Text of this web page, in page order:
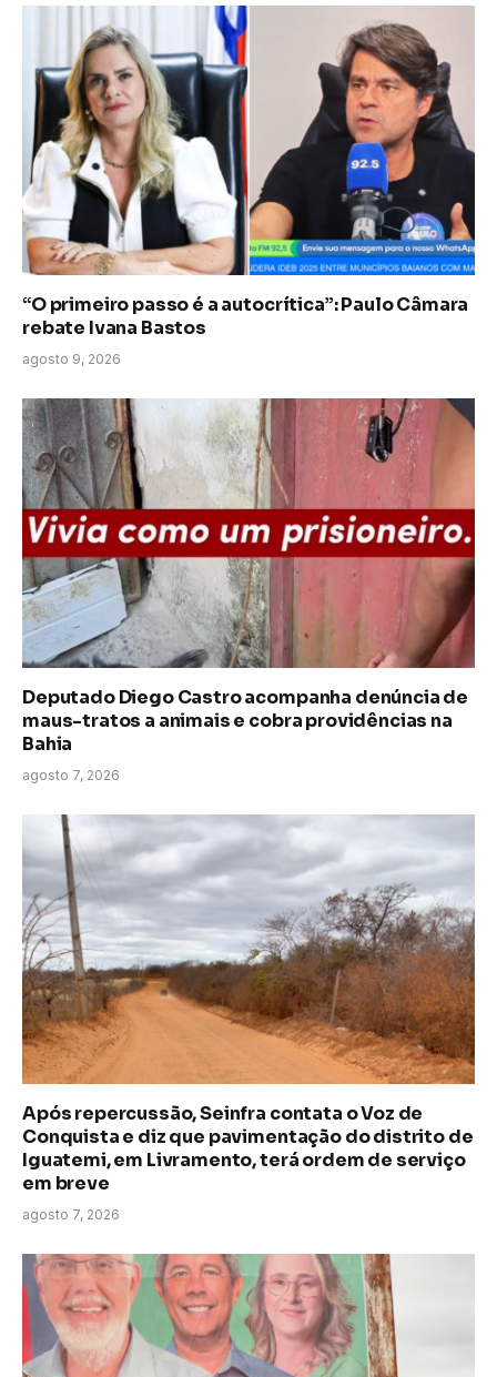
“O primeiro passo é a autocrítica”: Paulo Câmara
rebate Ivana Bastos
agosto 9, 2026
Deputado Diego Castro acompanha denúncia de
maus-tratos a animais e cobra providências na
Bahia
agosto 7, 2026
Após repercussão, Seinfra contata o Voz de
Conquista e diz que pavimentação do distrito de
Iguatemi, em Livramento, terá ordem de serviço
em breve
agosto 7, 2026